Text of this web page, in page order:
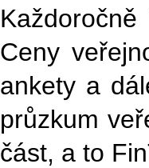
Ceny
ankety a
průzkum
část, a to